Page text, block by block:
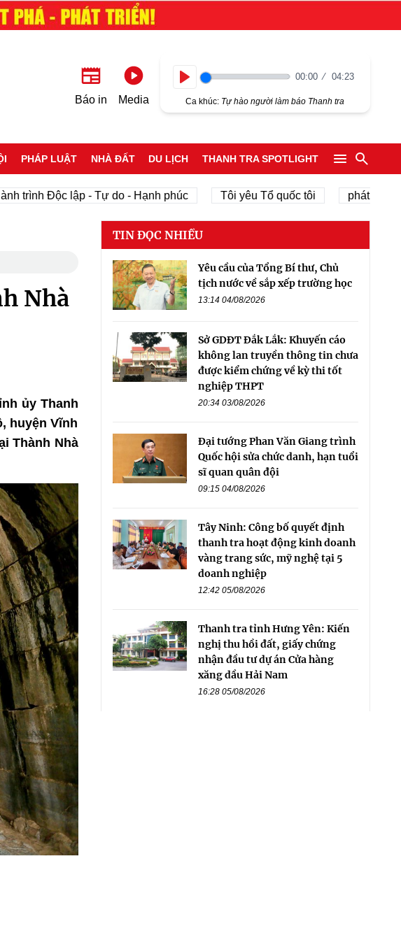
Báo in Media
00:00 04:23
Ca khúc: Tự hào người làm báo Thanh tra
PHÁP LUẬT NHÀ ĐẤT DU LỊCH THANH TRA SPOTLIGHT
Độc lập - Tự do - Hạnh phúc Tôi yêu Tổ quốc tôi phát triển kinh
Nhà
ủy Thanh
huyện Vĩnh
Thành Nhà
TIN ĐỌC NHIỀU
Yêu cầu của Tổng Bí thư, Chủ
tịch nước về sắp xếp trường học
13:14 04/08/2026
Sở GDĐT Đắk Lắk: Khuyến cáo
không lan truyền thông tin chưa
được kiểm chứng về kỳ thi tốt
nghiệp THPT
20:34 03/08/2026
Đại tướng Phan Văn Giang trình
Quốc hội sửa chức danh, hạn tuổi
sĩ quan quân đội
09:15 04/08/2026
Tây Ninh: Công bố quyết định
thanh tra hoạt động kinh doanh
vàng trang sức, mỹ nghệ tại 5
doanh nghiệp
12:42 05/08/2026
Thanh tra tỉnh Hưng Yên: Kiến
nghị thu hồi đất, giấy chứng
nhận đầu tư dự án Cửa hàng
xăng dầu Hải Nam
16:28 05/08/2026